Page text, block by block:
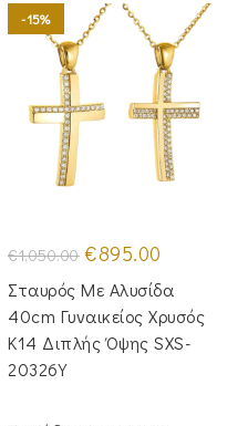
-15%
€1,050.00 Original
price
was:
€1,050.00.
€895.00
τιμή
είναι:
€895.00.
Σταυρός Με Αλυσίδα
40cm Γυναικείος Χρυσός
Κ14 Διπλής Όψης SXS-
20326Y